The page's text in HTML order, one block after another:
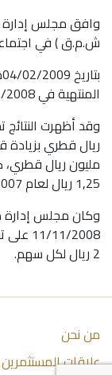
وافق مجلس إدارة
ش.م.ق ) في
المنتهية في 31/12/2008م،
1,25 ريال لعام 2007.
وكان مجلس إدارة
2 ريال لكل سهم.
من نحن
علاقات المستثمرين